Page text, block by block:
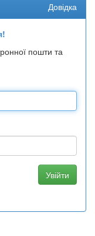
Довідка
пошти та